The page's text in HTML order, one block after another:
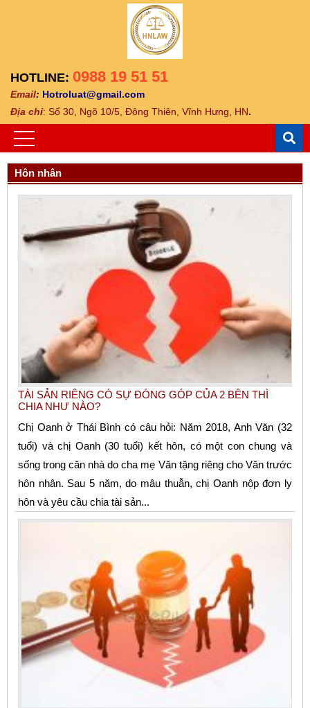
HOTLINE: 0988 19 51 51
Email: Hotroluat@gmail.com
Địa chỉ: Số 30, Ngõ 10/5, Đông Thiên, Vĩnh Hưng, HN.
Hôn nhân
TÀI SẢN RIÊNG CÓ SỰ ĐÓNG GÓP CỦA 2 BÊN THÌ
CHIA NHƯ NÀO?
Chị Oanh ở Thái Bình có câu hỏi: Năm 2018, Anh Văn (32
tuổi) và chị Oanh (30 tuổi) kết hôn, có một con chung và
sống trong căn nhà do cha mẹ Văn tặng riêng cho Văn trước
hôn nhân. Sau 5 năm, do mâu thuẫn, chị Oanh nộp đơn ly
hôn và yêu cầu chia tài sản...